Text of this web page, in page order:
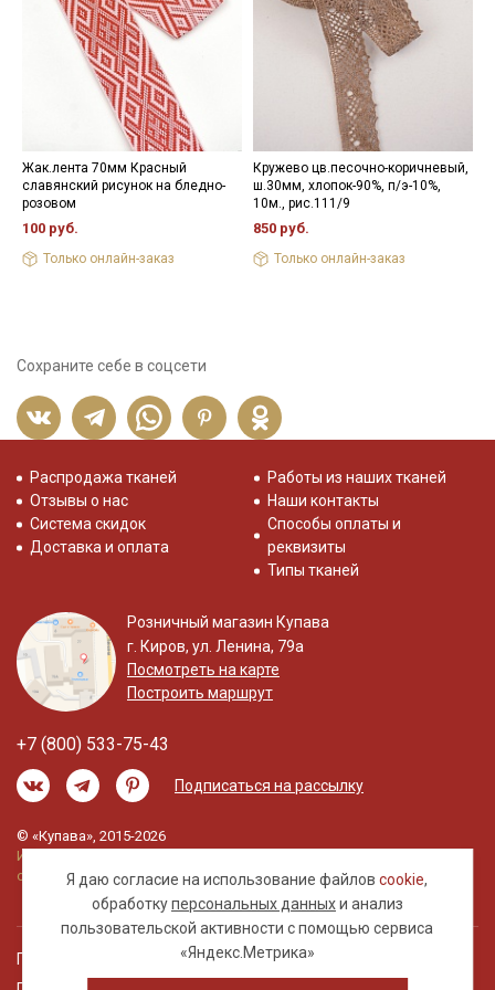
- максимальная температура стирки до 40 С, без отжима,
- противопоказано применение отбеливателей.
Цветопередача (тон) может отличаться от оригинального
цвета ткани в зависимости от настроек вашего монитора и в
зависимости от партии.
Жак.лента 70мм Красный
славянский рисунок на бледно-
розовом
100 руб.
Только онлайн-заказ
Кружево цв.песочно-коричневый,
ш.30мм, хлопок-90%, п/э-10%,
10м., рис.111/9
850 руб.
Только онлайн-заказ
Сохраните себе в соцсети
Я даю согласие на использование файловcookie,
обработкуперсональных данныхи анализ
пользовательской активности с помощью сервиса
«Яндекс.Метрика»
Распродажа тканей
Отзывы о нас
Система скидок
Доставка и оплата
Работы из наших тканей
Наши контакты
Способы оплаты и
реквизиты
Типы тканей
Розничный магазин Купава
г. Киров, ул. Ленина, 79а
Посмотреть на карте
Построить маршрут
+7 (800) 533-75-43
Подписаться на рассылку
© «Купава», 2015-2026
Информация на сайте не является публичной
офертой.
Правовая информация